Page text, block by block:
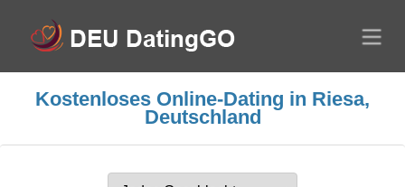
Kostenloses Online-Dating in Riesa,
Deutschland